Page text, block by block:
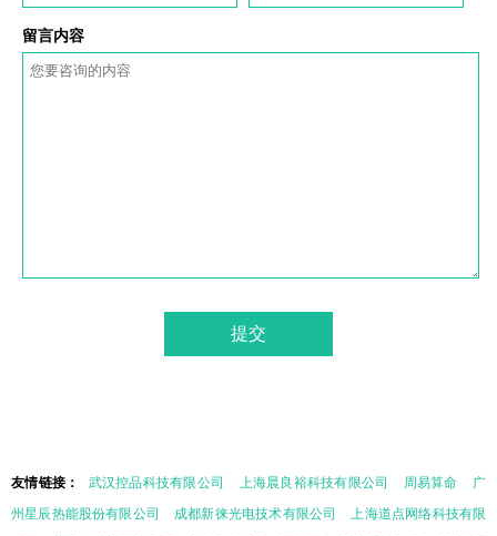
留言内容
友情链接： 武汉控品科技有限公司 上海晨良裕科技有限公司 周易算命
广
州星辰热能股份有限公司
成都新徕光电技术有限公司
上海道点网络科技有限